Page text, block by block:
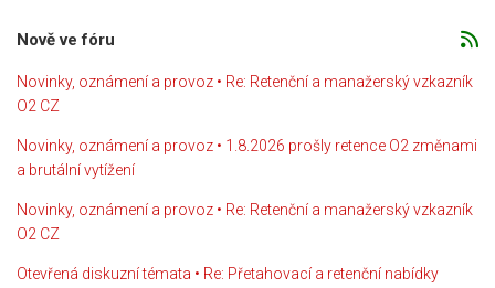
Nově ve fóru
Novinky, oznámení a provoz • Re: Retenční a manažerský vzkazník
O2 CZ
Novinky, oznámení a provoz • 1.8.2026 prošly retence O2 změnami
a brutální vytížení
Novinky, oznámení a provoz • Re: Retenční a manažerský vzkazník
O2 CZ
Otevřená diskuzní témata • Re: Přetahovací a retenční nabídky